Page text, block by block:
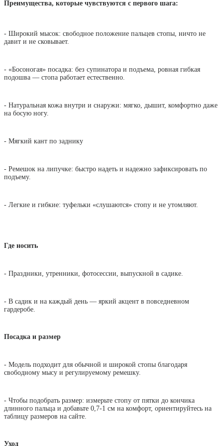
Преимущества, которые чувствуются с первого шага:
- Широкий мысок: свободное положение пальцев стопы, ничто не
давит и не сковывает.
- «Босоногая» посадка: без супинатора и подъема, ровная гибкая
подошва — стопа работает естественно.
- Натуральная кожа внутри и снаружи: мягко, дышит, комфортно даже
на босую ногу.
- Мягкий кант по заднику
- Ремешок на липучке: быстро надеть и надежно зафиксировать по
подъему.
- Легкие и гибкие: туфельки «слушаются» стопу и не утомляют.
Где носить
- Праздники, утренники, фотосессии, выпускной в садике.
- В садик и на каждый день — яркий акцент в повседневном
гардеробе.
Посадка и размер
- Модель подходит для обычной и широкой стопы благодаря
свободному мысу и регулируемому ремешку.
- Чтобы подобрать размер: измерьте стопу от пятки до кончика
длинного пальца и добавьте 0,7-1 см на комфорт, ориентируйтесь на
таблицу размеров на сайте.
Уход